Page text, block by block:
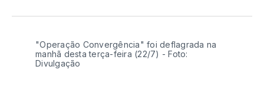
BlueSkyTwitterFacebook
LinkedInWhatsApp
Email
"Operação Convergência" foi deflagrada na
manhã desta terça-feira (22/7) - Foto:
Divulgação